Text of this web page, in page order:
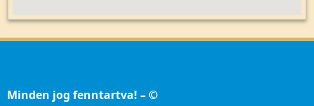
Minden jog fenntartva! – ©